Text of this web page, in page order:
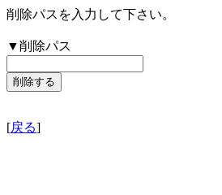
削除パスを入力して下さい。
▼削除パス
[戻る]